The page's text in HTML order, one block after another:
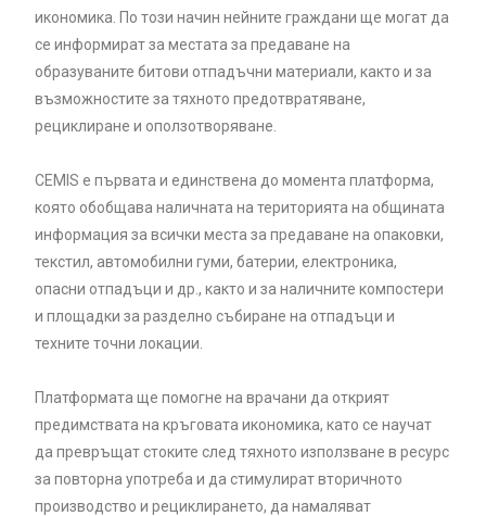
икономика. По този начин нейните граждани ще могат да
се информират за местата за предаване на
образуваните битови отпадъчни материали, както и за
възможностите за тяхното предотвратяване,
рециклиране и оползотворяване.
CEMIS е първата и единствена до момента платформа,
която обобщава наличната на територията на общината
информация за всички места за предаване на опаковки,
текстил, автомобилни гуми, батерии, електроника,
опасни отпадъци и др., както и за наличните компостери
и площадки за разделно събиране на отпадъци и
техните точни локации.
Платформата ще помогне на врачани да открият
предимствата на кръговата икономика, като се научат
да превръщат стоките след тяхното използване в ресурс
за повторна употреба и да стимулират вторичното
производство и рециклирането, да намаляват